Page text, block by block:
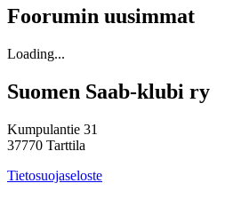
Foorumin uusimmat
Loading...
Suomen Saab-klubi ry
Kumpulantie 31
37770 Tarttila
Tietosuojaseloste